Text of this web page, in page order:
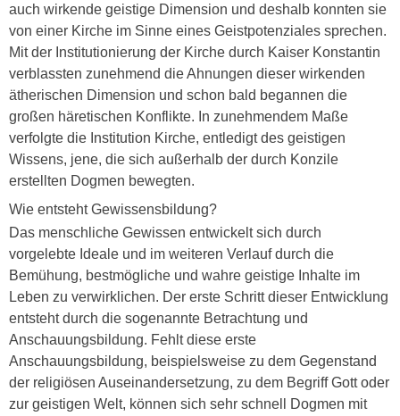
auch wirkende geistige Dimension und deshalb konnten sie
von einer Kirche im Sinne eines Geistpotenziales sprechen.
Mit der Institutionierung der Kirche durch Kaiser Konstantin
verblassten zunehmend die Ahnungen dieser wirkenden
ätherischen Dimension und schon bald begannen die
großen häretischen Konflikte. In zunehmendem Maße
verfolgte die Institution Kirche, entledigt des geistigen
Wissens, jene, die sich außerhalb der durch Konzile
erstellten Dogmen bewegten.
Wie entsteht Gewissensbildung?
Das menschliche Gewissen entwickelt sich durch
vorgelebte Ideale und im weiteren Verlauf durch die
Bemühung, bestmögliche und wahre geistige Inhalte im
Leben zu verwirklichen. Der erste Schritt dieser Entwicklung
entsteht durch die sogenannte Betrachtung und
Anschauungsbildung. Fehlt diese erste
Anschauungsbildung, beispielsweise zu dem Gegenstand
der religiösen Auseinandersetzung, zu dem Begriff Gott oder
zur geistigen Welt, können sich sehr schnell Dogmen mit